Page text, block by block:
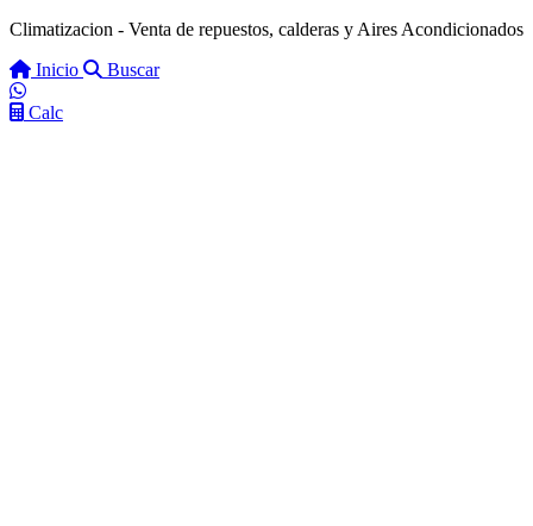
Climatizacion - Venta de repuestos, calderas y Aires Acondicionados
Inicio
Buscar
Calc